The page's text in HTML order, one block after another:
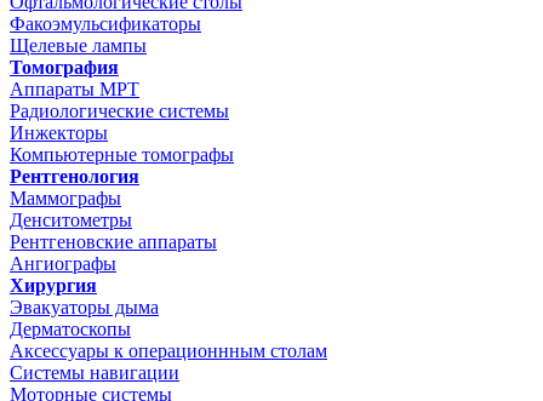
Факоэмульсификаторы
Щелевые лампы
Томография
Аппараты МРТ
Радиологические системы
Инжекторы
Компьютерные томографы
Рентгенология
Маммографы
Денситометры
Рентгеновские аппараты
Ангиографы
Хирургия
Эвакуаторы дыма
Дерматоскопы
Аксессуары к операционнным столам
Системы навигации
Моторные системы